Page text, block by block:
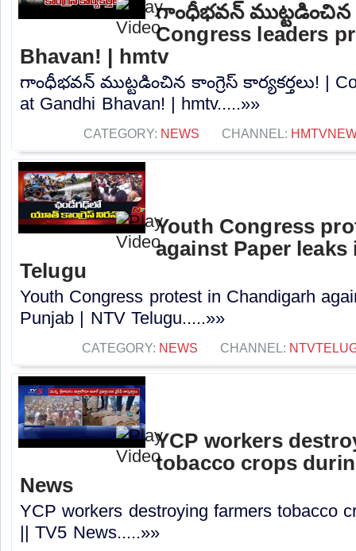
గాంధీభవన్ ముట్టడించిన
Congress leaders
Bhavan! | hmtv
గాంధీభవన్ ముట్టడించిన కాంగ్రెస్ కార్యకర్తలు! |
at Gandhi Bhavan! | hmtv.....»»
CATEGORY: NEWS CHANNEL:
Youth Congress
against Paper leaks
Telugu
Youth Congress protest in Chandigarh
Punjab | NTV Telugu.....»»
CATEGORY: NEWS CHANNEL:
YCP workers
tobacco crops
News
YCP workers destroying farmers tobacco
|| TV5 News.....»»